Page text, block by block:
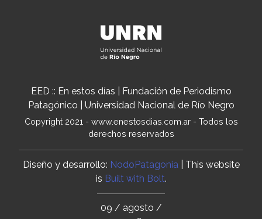
EED :: En estos días | Fundación de Periodismo
Patagónico | Universidad Nacional de Río Negro
Copyright 2021 - www.enestosdias.com.ar - Todos los
derechos reservados
Diseño y desarrollo: NodoPatagonia | This website
is Built with Bolt.
09 / agosto /